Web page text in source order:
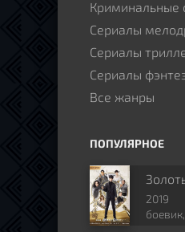
Криминальные
Сериалы
Сериалы
Сериалы
Все жанры
ПОПУЛЯРНОЕ
2019
боевик,